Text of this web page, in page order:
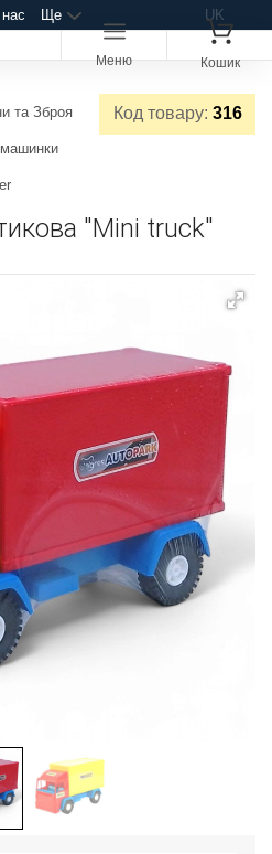
Ще UK
Меню Кошик
Код товару: 316
та Зброя
машинки
"Mini truck"